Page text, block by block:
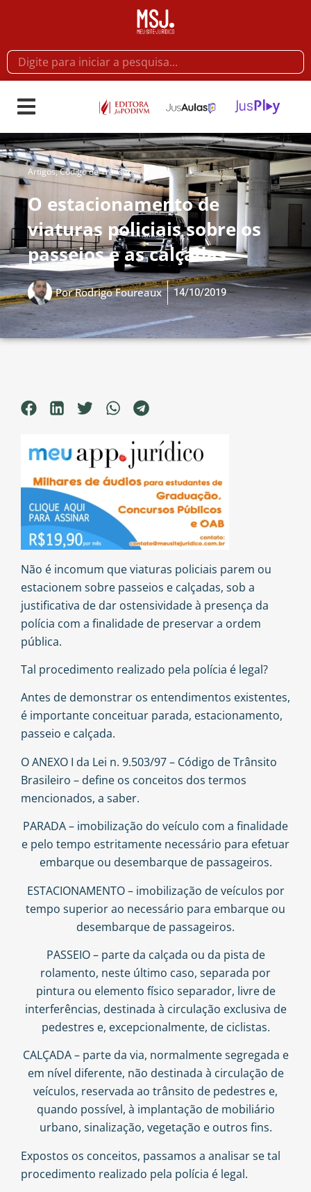
Artigos,Côdigo de Trânsito
O estacionamento de
viaturas policiais sobre os
passeios e as calçadas
PorRodrigo Foureaux 14/10/2019
Não é incomum que viaturas policiais parem ou
estacionem sobre passeios e calçadas, sob a
justificativa de dar ostensividade à presença da
polícia com a finalidade de preservar a ordem
pública.
Tal procedimento realizado pela polícia é legal?
Antes de demonstrar os entendimentos existentes,
é importante conceituar parada, estacionamento,
passeio e calçada.
O ANEXO I da Lei n. 9.503/97 – Código de Trânsito
Brasileiro – define os conceitos dos termos
mencionados, a saber.
PARADA – imobilização do veículo com a finalidade
e pelo tempo estritamente necessário para efetuar
embarque ou desembarque de passageiros.
ESTACIONAMENTO – imobilização de veículos por
tempo superior ao necessário para embarque ou
desembarque de passageiros.
PASSEIO – parte da calçada ou da pista de
rolamento, neste último caso, separada por
pintura ou elemento físico separador, livre de
interferências, destinada à circulação exclusiva de
pedestres e, excepcionalmente, de ciclistas.
CALÇADA – parte da via, normalmente segregada e
em nível diferente, não destinada à circulação de
veículos, reservada ao trânsito de pedestres e,
quando possível, à implantação de mobiliário
urbano, sinalização, vegetação e outros fins.
Expostos os conceitos, passamos a analisar se tal
procedimento realizado pela polícia é legal.